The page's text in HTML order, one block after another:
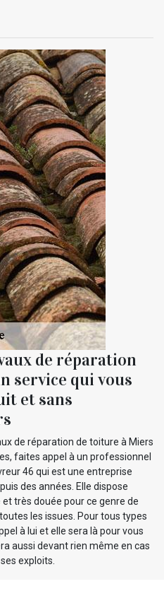
de réparation
service qui vous
et sans
de réparation de toiture à Miers
faites appel à un professionnel
46 qui est une entreprise
des années. Elle dispose
très douée pour ce genre de
les issues. Pour tous types
à lui et elle sera là pour vous
aussi devant rien même en cas
exploits.